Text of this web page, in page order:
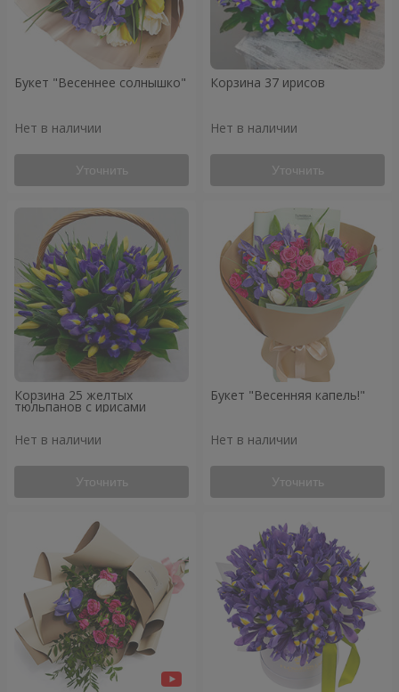
Букет "Весеннее солнышко"
Нет в наличии
Уточнить
Корзина 37 ирисов
Нет в наличии
Уточнить
Корзина 25 желтых
тюльпанов с ирисами
Нет в наличии
Уточнить
Букет "Весенняя капель!"
Нет в наличии
Уточнить